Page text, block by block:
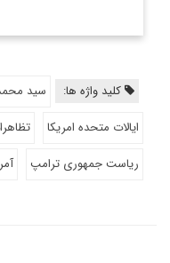
کلید واژه ها: سید
ایالات متحده امریکا
ریاست جمهوری ترامپ